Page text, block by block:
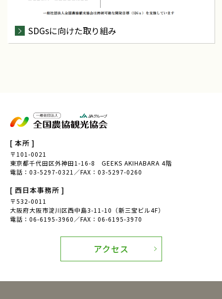
SDGsに向けた取り組み
[ 本所 ]
〒101-0021
東京都千代田区外神田1-16-8 GEEKS AKIHABARA 4階
電話：03-5297-0321／FAX：03-5297-0260
[ 西日本事務所 ]
〒532-0011
大阪府大阪市淀川区西中島3-11-10（新三宝ビル4F）
電話：06-6195-3960／FAX：06-6195-3970
アクセス